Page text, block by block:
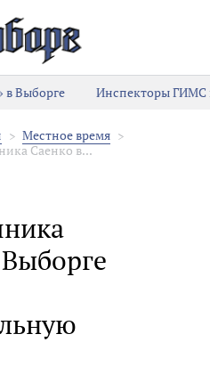
в Выборге
Инспекторы ГИМС
Местное время
Саенко в...